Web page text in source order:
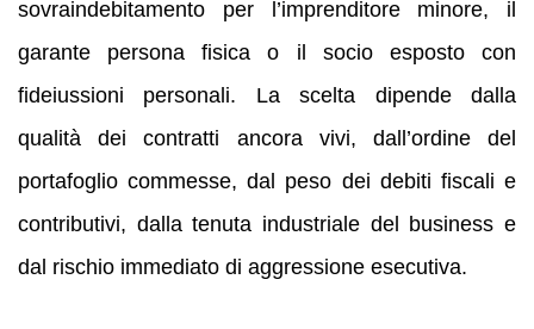
sovraindebitamento per l’imprenditore minore, il
garante persona fisica o il socio esposto con
fideiussioni personali. La scelta dipende dalla
qualità dei contratti ancora vivi, dall’ordine del
portafoglio commesse, dal peso dei debiti fiscali e
contributivi, dalla tenuta industriale del business e
dal rischio immediato di aggressione esecutiva.